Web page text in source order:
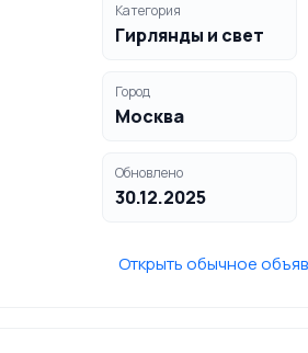
Категория
Гирлянды и свет
Город
Москва
Обновлено
30.12.2025
Открыть обычное